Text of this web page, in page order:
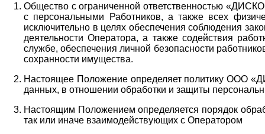
Общество с ограниченной ответственностью
с персональными Работников, а также всех
исключительно в целях обеспечения соблюдения
деятельности Оператора,а также содействия
службе, обеспечения личной безопасности
сохранности имущества.
Настоящее Положение определяет политику ООО
данных, в отношении обработки и защиты
Настоящим Положением определяется порядок
так или иначе взаимодействующих с Оператором